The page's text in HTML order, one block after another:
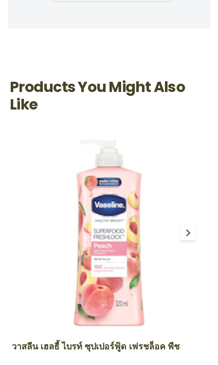
Products You Might Also
Like
วาสลีน เฮลธี้ ไบรท์ ซุปเปอร์ฟู้ด เฟรชล็อค พีช